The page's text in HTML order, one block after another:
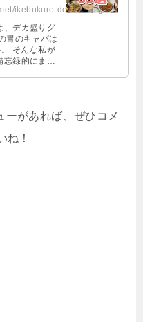
https://lifestyle117.com/health/gourmet/ikebukuro-dekamori-gourmet/
、デカ盛りグ
胃のキャパは
そんな私が
録的にまと
ーがあれば、ぜひコメ
ね！